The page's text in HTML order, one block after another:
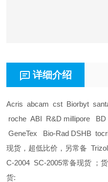
详细介绍
Acris abcam cst Biorbyt
roche ABI R&D millipore BD
GeneTex Bio-Rad DSHB
现货，超低比价，另常备
C-2004 SC-2005常备现货 ；
货: